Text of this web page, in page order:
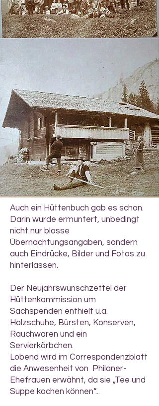
Auch ein Hüttenbuch gab es schon.
Darin wurde ermuntert, unbedingt
nicht nur blosse
Übernachtungsangaben, sondern
auch Eindrücke, Bilder und Fotos zu
hinterlassen.
Der Neujahrswunschzettel der
Hüttenkommission um
Sachspenden enthielt u.a.
Holzschuhe, Bürsten, Konserven,
Rauchwaren und ein
Servierkörbchen.
Lobend wird im Correspondenzblatt
die Anwesenheit von Philaner-
Ehefrauen erwähnt, da sie „Tee und
Suppe kochen können“...